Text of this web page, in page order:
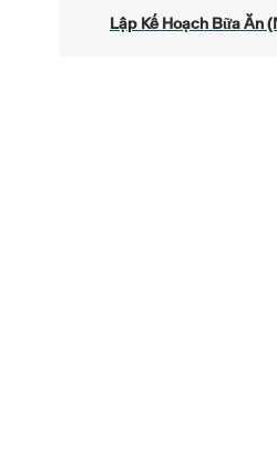
Lập Kế Hoạch Bữa Ăn